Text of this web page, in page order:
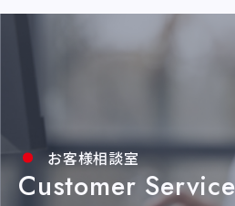
お客様相談室
Customer Service